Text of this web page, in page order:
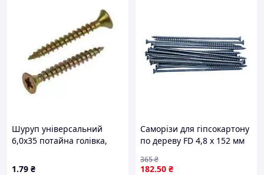
Шуруп універсальний
6,0х35 потайна голівка,
оцинкований жовтий
1.79 ₴
Саморізи для гіпсокартону
по дереву FD 4,8 х 152 мм
конструкцій і фіксації
182.50 ₴
365₴